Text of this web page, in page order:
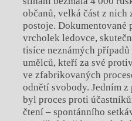
občanů, velká část z nich
postoje. Dokumentované
vrcholek ledovce,
tisíce neznámých
umělců, kteří za své
ve zfabrikovaných
odnětí svobody. Jedním
byl proces proti
čtení – spontánního